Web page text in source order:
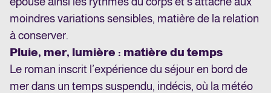
moindres variations sensibles, matière de la relation
à conserver.
Pluie, mer, lumière : matière du temps
Le roman inscrit l’expérience du séjour en bord de
mer dans un temps suspendu, indécis, où la météo